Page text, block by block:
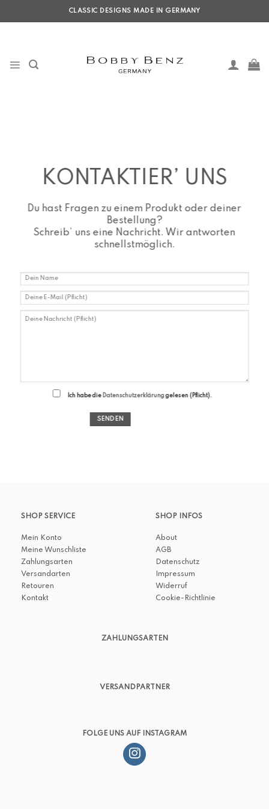
CLASSIC DESIGNS MADE IN GERMANY
KONTAKTIER’ UNS
Du hast Fragen zu einem Produkt oder deiner
Bestellung?
Schreib’ uns eine Nachricht. Wir antworten
schnellstmöglich.
Ich habe die Datenschutzerklärung gelesen (Pflicht).
SHOP SERVICE
Mein Konto
Meine Wunschliste
Zahlungsarten
Versandarten
Retouren
Kontakt
SHOP INFOS
About
AGB
Datenschutz
Impressum
Widerruf
Cookie-Richtlinie
ZAHLUNGSARTEN
VERSANDPARTNER
FOLGE UNS AUF INSTAGRAM